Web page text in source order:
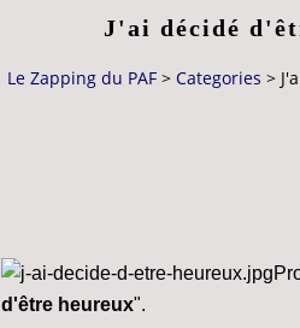
J'ai décidé
Le Zapping du PAF > Categories >
d'être heureux".